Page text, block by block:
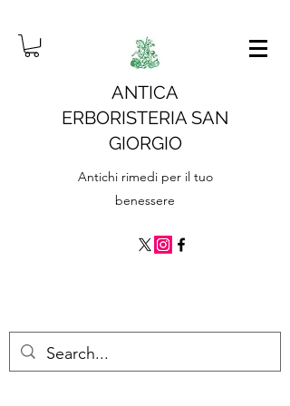
ANTICA
ERBORISTERIA SAN
GIORGIO
Antichi rimedi per il tuo
benessere